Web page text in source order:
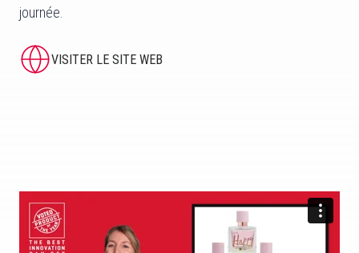
journée.
VISITER LE SITE WEB